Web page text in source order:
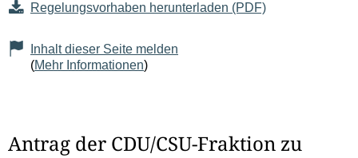
Regelungsvorhaben herunterladen (PDF)
Inhalt dieser Seite melden
(Mehr Informationen)
Antrag der CDU/CSU-Fraktion zu